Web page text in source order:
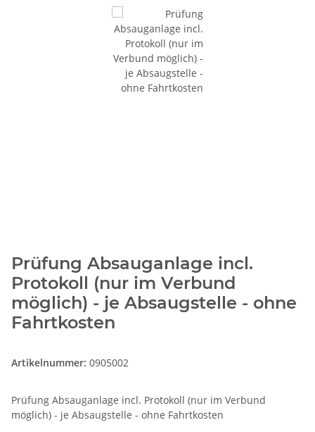
Prüfung Absauganlage incl.
Protokoll (nur im Verbund
möglich) - je Absaugstelle - ohne
Fahrtkosten
Artikelnummer: 0905002
Prüfung Absauganlage incl. Protokoll (nur im Verbund
möglich) - je Absaugstelle - ohne Fahrtkosten